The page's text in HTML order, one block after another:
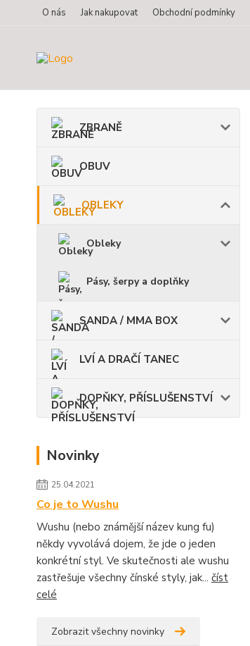
O nás Jak nakupovat Obchodní podmínky
ZBRANĚ
OBUV
OBLEKY
Obleky
Pásy, šerpy a doplňky
SANDA / MMA BOX
LVÍ A DRAČÍ TANEC
DOPŇKY, PŘÍSLUŠENSTVÍ
Novinky
25.04.2021
Co je to Wushu
Wushu (nebo známější název kung fu)
někdy vyvolává dojem, že jde o jeden
konkrétní styl. Ve skutečnosti ale wushu
zastřešuje všechny čínské styly, jak... číst
celé
Zobrazit všechny novinky